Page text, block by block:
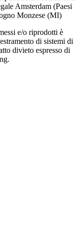
Amsterdam (Paesi
Monzese (MI)
e/o riprodotti è
di sistemi di
divieto espresso di